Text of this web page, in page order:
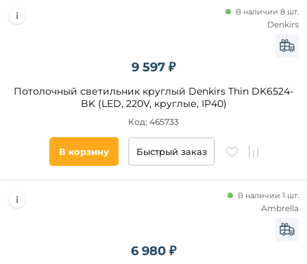
9 597 ₽
Потолочный светильник круглый Denkirs Thin DK6524-
BK (LED, 220V, круглые, IP40)
В наличии 8 шт.
Код: 465733
Denkirs
В корзину Быстрый заказ
6 980 ₽
В наличии 1 шт.
Ambrella